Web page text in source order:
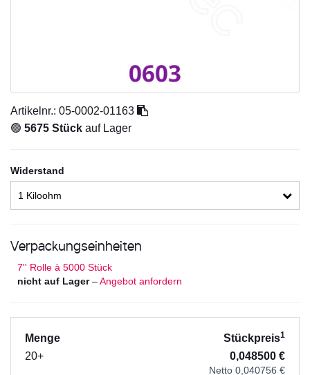
Artikelnr.: 05-0002-01163
🟢 5675 Stück auf Lager
Widerstand
1 Kiloohm
Verpackungseinheiten
7'' Rolle à 5000 Stück
nicht auf Lager– Angebot anfordern
Menge Stückpreis1
20+ 0,048500 €
Netto 0,040756 €